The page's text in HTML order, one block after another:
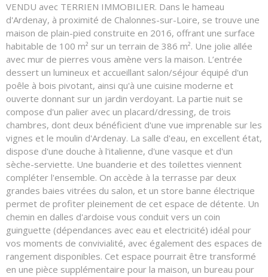
VENDU avec TERRIEN IMMOBILIER. Dans le hameau
d'Ardenay, à proximité de Chalonnes-sur-Loire, se trouve une
maison de plain-pied construite en 2016, offrant une surface
habitable de 100 m² sur un terrain de 386 m². Une jolie allée
avec mur de pierres vous amène vers la maison. L’entrée
dessert un lumineux et accueillant salon/séjour équipé d'un
poêle à bois pivotant, ainsi qu'à une cuisine moderne et
ouverte donnant sur un jardin verdoyant. La partie nuit se
compose d'un palier avec un placard/dressing, de trois
chambres, dont deux bénéficient d'une vue imprenable sur les
vignes et le moulin d'Ardenay. La salle d'eau, en excellent état,
dispose d'une douche à l'italienne, d'une vasque et d'un
sèche-serviette. Une buanderie et des toilettes viennent
compléter l'ensemble. On accède à la terrasse par deux
grandes baies vitrées du salon, et un store banne électrique
permet de profiter pleinement de cet espace de détente. Un
chemin en dalles d'ardoise vous conduit vers un coin
guinguette (dépendances avec eau et electricité) idéal pour
vos moments de convivialité, avec également des espaces de
rangement disponibles. Cet espace pourrait être transformé
en une pièce supplémentaire pour la maison, un bureau pour